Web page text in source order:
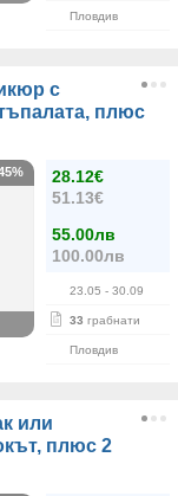
Пловдив
с
плюс
28.12€
51.13€
55.00лв
100.00лв
23.05 - 30.09
33 грабнати
Пловдив
или
плюс 2